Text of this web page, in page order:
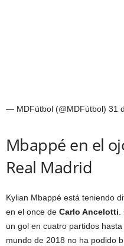
— MDFútbol (@MDFútbol) 31
Mbappé en el
Real Madrid
Kylian Mbappé está teniendo
en el once de Carlo Ancelotti.
un gol en cuatro partidos
mundo de 2018 no ha podido